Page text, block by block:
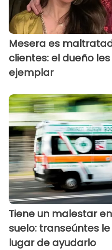
Mesera es
clientes: el dueño
ejemplar
Tiene un malestar
suelo: transeúntes
lugar de ayudarlo